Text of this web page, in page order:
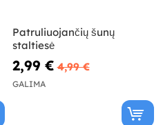
Patruliuojančių šunų
staltiesė
2,99 € 4,99 €
GALIMA